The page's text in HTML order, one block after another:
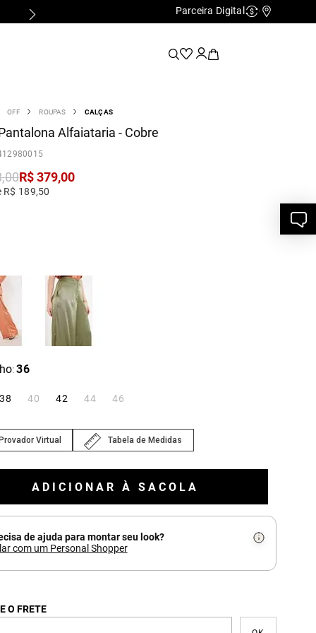
Parceira Digital Cashback
OFF ROUPAS CALÇAS
Alfaiataria - Cobre
,00R$ 379,00
R$ 189,50
: 36
38 40 42 44 46
Virtual Tabela de Medidas
ADICIONAR À SACOLA
de ajuda para montar seu look?
com um Personal Shopper
O FRETE